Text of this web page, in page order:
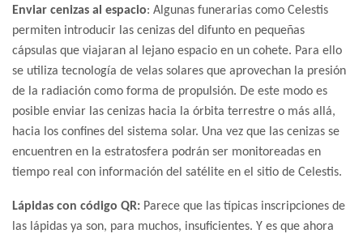
Enviar cenizas al espacio: Algunas funerarias como Celestis
permiten introducir las cenizas del difunto en pequeñas
cápsulas que viajaran al lejano espacio en un cohete. Para ello
se utiliza tecnología de velas solares que aprovechan la presión
de la radiación como forma de propulsión. De este modo es
posible enviar las cenizas hacia la órbita terrestre o más allá,
hacia los confines del sistema solar. Una vez que las cenizas se
encuentren en la estratosfera podrán ser monitoreadas en
tiempo real con información del satélite en el sitio de Celestis.
Lápidas con código QR: Parece que las típicas inscripciones de
las lápidas ya son, para muchos, insuficientes. Y es que ahora